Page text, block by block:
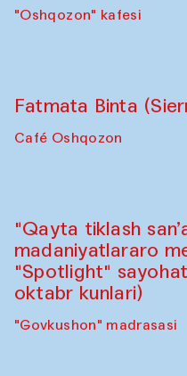
"Oshqozon" kafesi
Safar –
Kamruzzamon
Yodgorov bilan
Buxoro tinchlik
Anna Lublina
hamkorlikda